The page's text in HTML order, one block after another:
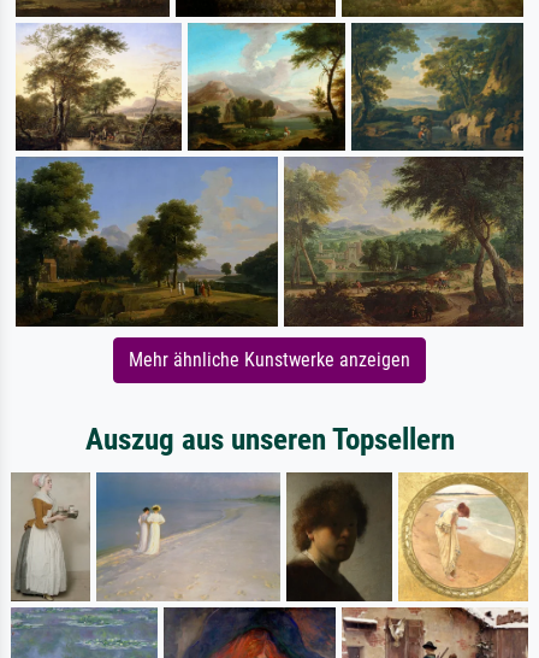
Mehr ähnliche Kunstwerke anzeigen
Auszug aus unseren Topsellern